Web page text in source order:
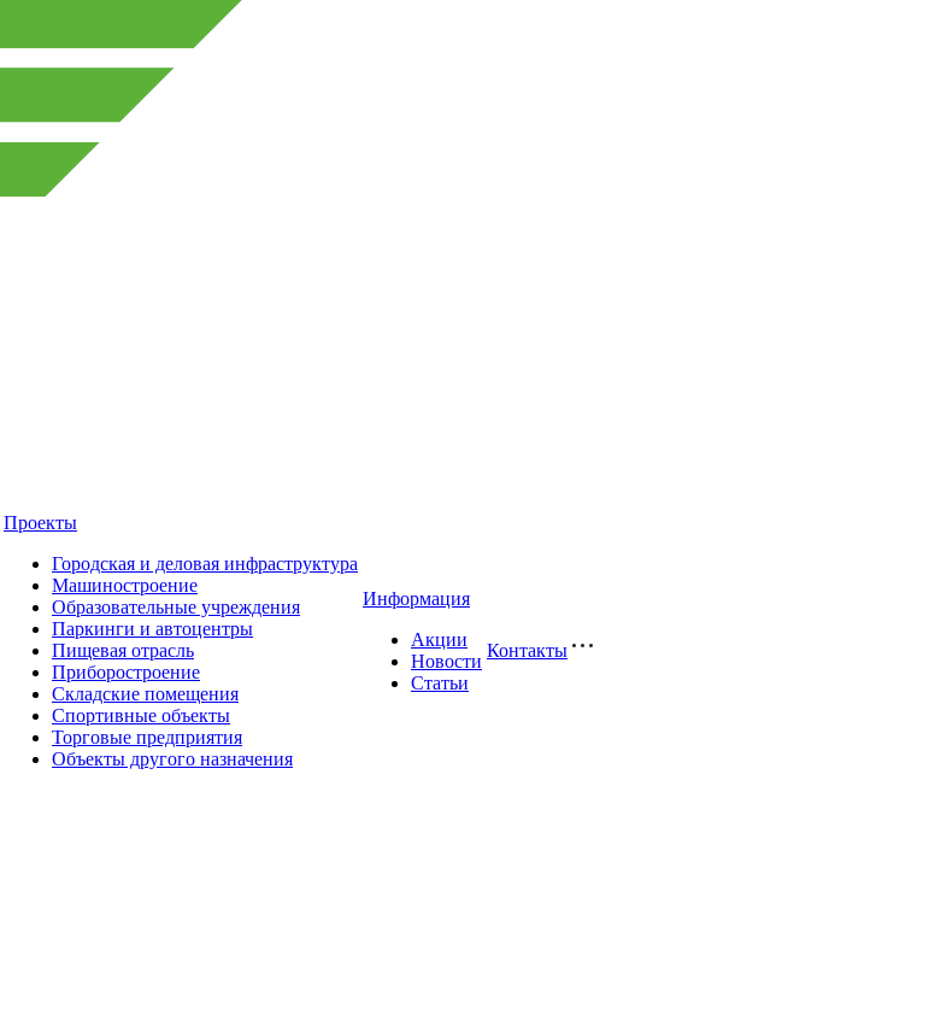
Проекты
Городская и деловая инфраструктура
Машиностроение
Образовательные учреждения
Паркинги и автоцентры
Пищевая отрасль
Приборостроение
Складские помещения
Спортивные объекты
Торговые предприятия
Объекты другого назначения
Информация
Акции
Новости
Статьи
Контакты